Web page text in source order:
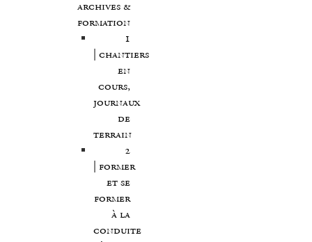
archives &
formation
1
| chantiers
en
cours,
journaux
de
terrain
2
| former
et se
former
à la
conduite